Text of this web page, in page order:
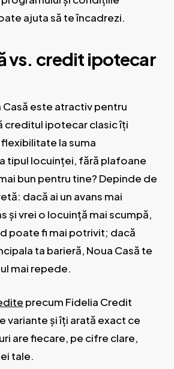
ajuta să te încadrezi.
vs. credit ipotecar
Casă este atractiv pentru
creditul ipotecar clasic îți
la suma
tipul locuinței, fără plafoane
bun pentru tine? Depinde de
dacă ai un avans mai
și vrei o locuință mai scumpă,
poate fi mai potrivit; dacă
ta barieră, Noua Casă te
mai repede.
precum Fidelia Credit
variante și îți arată exact ce
are fiecare, pe cifre clare,
tale.